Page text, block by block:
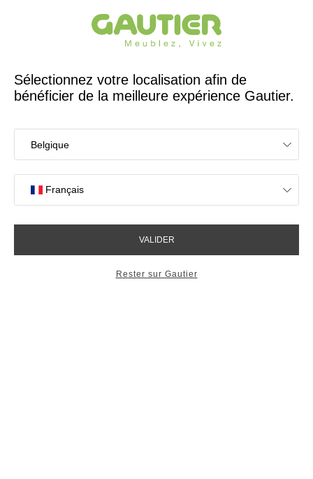
Créateur et fabricant français depuis 65 ans
Accueil Collections Natura